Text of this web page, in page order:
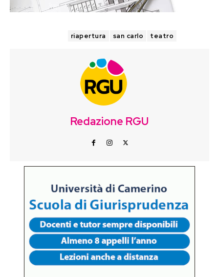
riapertura san carlo teatro
Redazione RGU